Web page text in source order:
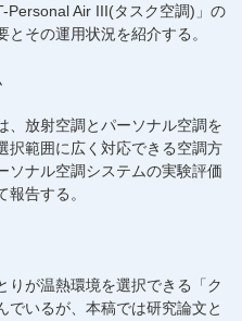
Personal Air III(タスク空調)」の
その運用状況を紹介する。
、放射空調とパーソナル空調を
択範囲に広く対応できる空調方
ソナル空調システムの実験評価
告する。
りが温熱環境を選択できる「ク
でいるが、本稿では研究論文と